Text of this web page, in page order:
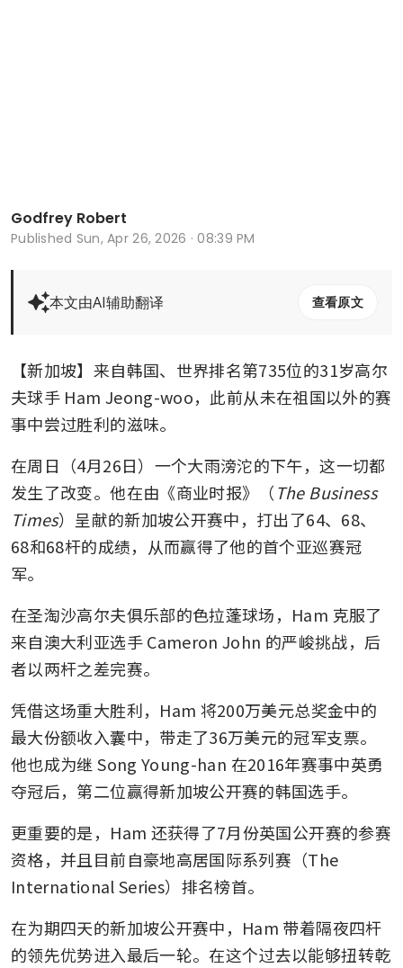
Godfrey Robert
Published Sun, Apr 26, 2026 · 08:39 PM
本文由AI辅助翻译 查看原文
【新加坡】来自韩国、世界排名第735位的31岁高尔
夫球手 Ham Jeong-woo，此前从未在祖国以外的赛
事中尝过胜利的滋味。
在周日（4月26日）一个大雨滂沱的下午，这一切都
发生了改变。他在由《商业时报》（The Business
Times）呈献的新加坡公开赛中，打出了64、68、
68和68杆的成绩，从而赢得了他的首个亚巡赛冠
军。
在圣淘沙高尔夫俱乐部的色拉蓬球场，Ham 克服了
来自澳大利亚选手 Cameron John 的严峻挑战，后
者以两杆之差完赛。
凭借这场重大胜利，Ham 将200万美元总奖金中的
最大份额收入囊中，带走了36万美元的冠军支票。
他也成为继 Song Young-han 在2016年赛事中英勇
夺冠后，第二位赢得新加坡公开赛的韩国选手。
更重要的是，Ham 还获得了7月份英国公开赛的参赛
资格，并且目前自豪地高居国际系列赛（The
International Series）排名榜首。
在为期四天的新加坡公开赛中，Ham 带着隔夜四杆
的领先优势进入最后一轮。在这个过去以能够扭转乾